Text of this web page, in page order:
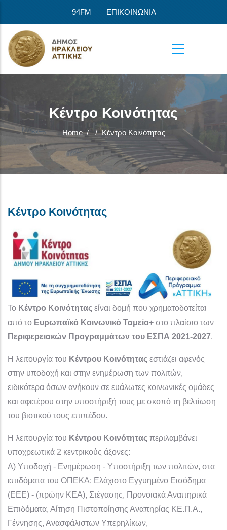
94FM ΕΠΙΚΟΙΝΩΝΙΑ
Κέντρο Κοινότητας
Home / / Κέντρο Κοινότητας
Κέντρο Κοινότητας
Το Κέντρο Κοινότητας είναι δομή που χρηματοδοτείται
από το Ευρωπαϊκό Κοινωνικό Ταμείο+ στο πλαίσιο των
Περιφερειακών Προγραμμάτων του ΕΣΠΑ 2021-2027.
Η λειτουργία του Κέντρου Κοινότητας εστιάζει αφενός
στην υποδοχή και στην ενημέρωση των πολιτών,
ειδικότερα όσων ανήκουν σε ευάλωτες κοινωνικές ομάδες
και αφετέρου στην υποστήριξή τους με σκοπό τη βελτίωση
του βιοτικού τους επιπέδου.
Η λειτουργία του Κέντρου Κοινότητας περιλαμβάνει
υποχρεωτικά 2 κεντρικούς άξονες:
Α) Υποδοχή - Ενημέρωση - Υποστήριξη των πολιτών, στα
επιδόματα του ΟΠΕΚΑ: Ελάχιστο Εγγυημένο Εισόδημα
(ΕΕΕ) - (πρώην ΚΕΑ), Στέγασης, Προνοιακά Αναπηρικά
Επιδόματα, Αίτηση Πιστοποίησης Αναπηρίας ΚΕ.Π.Α.,
Γέννησης, Ανασφάλιστων Υπερηλίκων,